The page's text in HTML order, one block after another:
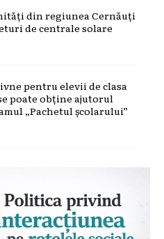
din regiunea Cernăuți
de centrale solare
pentru elevii de clasa
poate obține ajutorul
„Pachetul școlarului”